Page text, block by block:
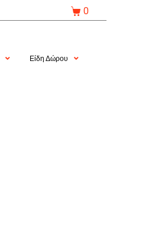
0
Είδη Δώρου